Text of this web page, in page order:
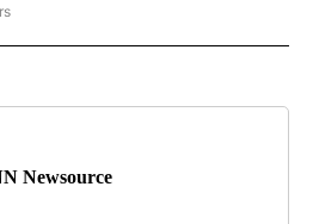
TO RECEIVE NOTIFICATIONS ABOUT
Newsource